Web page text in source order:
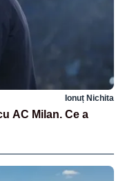
Ionuț Nichita
AC Milan. Ce a